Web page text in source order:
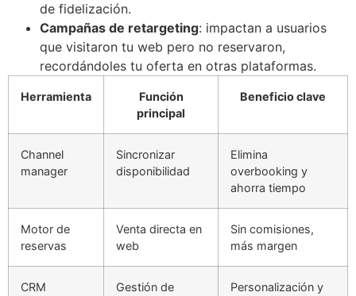
de fidelización.
Campañas de retargeting: impactan a usuarios
que visitaron tu web pero no reservaron,
recordándoles tu oferta en otras plataformas.
Herramienta
Función
principal
Beneficio clave
Channel
manager
Sincronizar
disponibilidad
Elimina
overbooking y
ahorra tiempo
Motor de
reservas
Venta directa en
web
Sin comisiones,
más margen
CRM
Gestión de
Personalización y